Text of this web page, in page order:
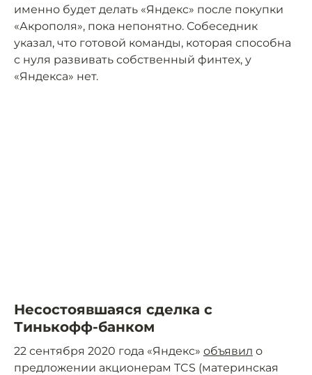
именно будет делать «Яндекс» после покупки
«Акрополя», пока непонятно. Собеседник
указал, что готовой команды, которая способна
с нуля развивать собственный финтех, у
«Яндекса» нет.
Несостоявшаяся сделка с
Тинькофф-банком
22 сентября 2020 года «Яндекс» объявил о
предложении акционерам TCS (материнская